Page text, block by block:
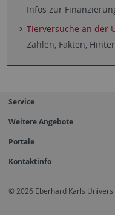
Infos zur Finanzie
Tierversuche an der
Zahlen, Fakten,
Service
Weitere Angebote
Portale
Kontaktinfo
© 2026 Eberhard Karls